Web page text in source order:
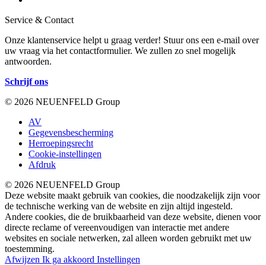
Service & Contact
Onze klantenservice helpt u graag verder! Stuur ons een e-mail over
uw vraag via het contactformulier. We zullen zo snel mogelijk
antwoorden.
Schrijf ons
© 2026 NEUENFELD Group
AV
Gegevensbescherming
Herroepingsrecht
Cookie-instellingen
Afdruk
© 2026 NEUENFELD Group
Deze website maakt gebruik van cookies, die noodzakelijk zijn voor
de technische werking van de website en zijn altijd ingesteld.
Andere cookies, die de bruikbaarheid van deze website, dienen voor
directe reclame of vereenvoudigen van interactie met andere
websites en sociale netwerken, zal alleen worden gebruikt met uw
toestemming.
Afwijzen Ik ga akkoord Instellingen